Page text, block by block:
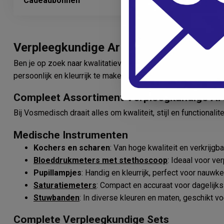
Verpleegkundige Artikelen Kopen?
Ben je op zoek naar kwalitatieve en stijlvolle
persoonlijk en kleurrijk te maken. Bestel jouw
Compleet Assortiment Verpleegkundige
Bij Vosmedisch draait alles om kwaliteit, stijl en
Medische Instrumenten
Kochers en scharen: Van hoge kwaliteit en
Bloeddrukmeters met stethoscoop: Ideaal voor
Pupillampjes: Handig en kleurrijk, perfect voor
Saturatiemeters: Compact en accuraat voor dagelijks
Stuwbanden: In diverse kleuren en maten, geschikt
Complete Verpleegkundige Sets